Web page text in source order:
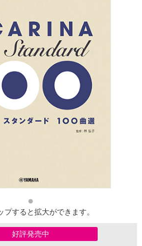
プすると拡大ができます。
好評発売中